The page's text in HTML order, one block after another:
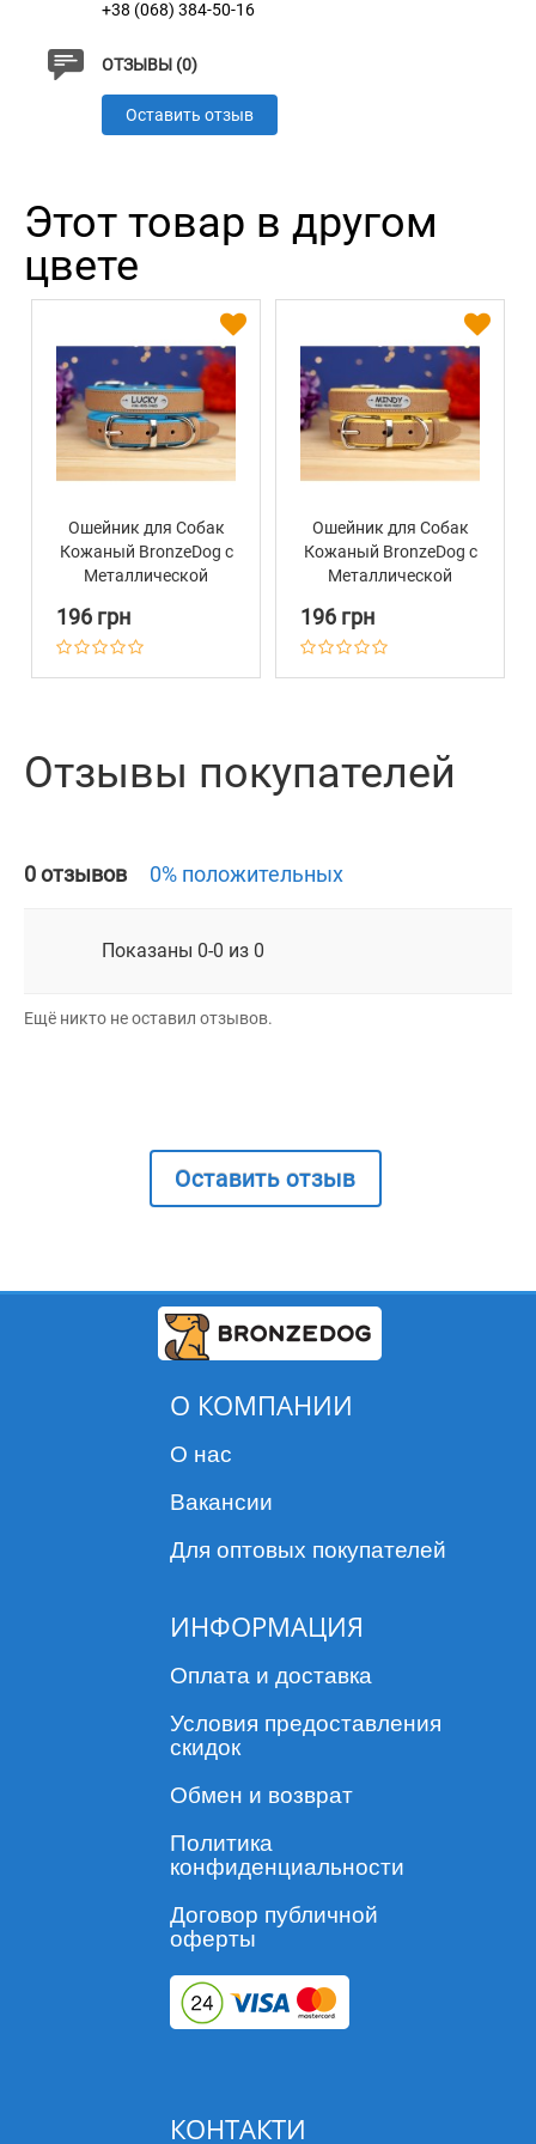
+38 (068) 384-50-16
ОТЗЫВЫ (0)
Оставить отзыв
Этот товар в другом
цвете
Ошейник для Собак
Кожаный BronzeDog с
Металлической
Адресником Бежево-
Голубой
196 грн
Ошейник для Собак
Кожаный BronzeDog с
Металлической
Адресником Бежево-
Желтый
196 грн
Отзывы покупателей
0 отзывов 0% положительных
Показаны 0-0 из 0
Ещё никто не оставил отзывов.
Оставить отзыв
О КОМПАНИИ
О нас
Вакансии
Для оптовых покупателей
ИНФОРМАЦИЯ
Оплата и доставка
Условия предоставления
скидок
Обмен и возврат
Политика
конфиденциальности
Договор публичной
оферты
КОНТАКТИ